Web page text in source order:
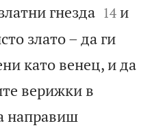
гнезда 

14 и
злато – да ги
като венец, и да
верижки в
направиш